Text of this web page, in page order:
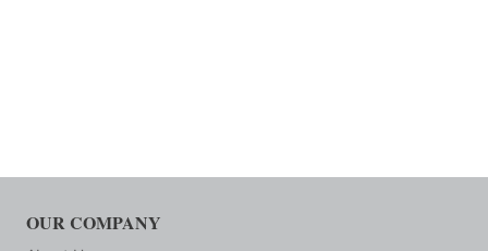
OUR COMPANY